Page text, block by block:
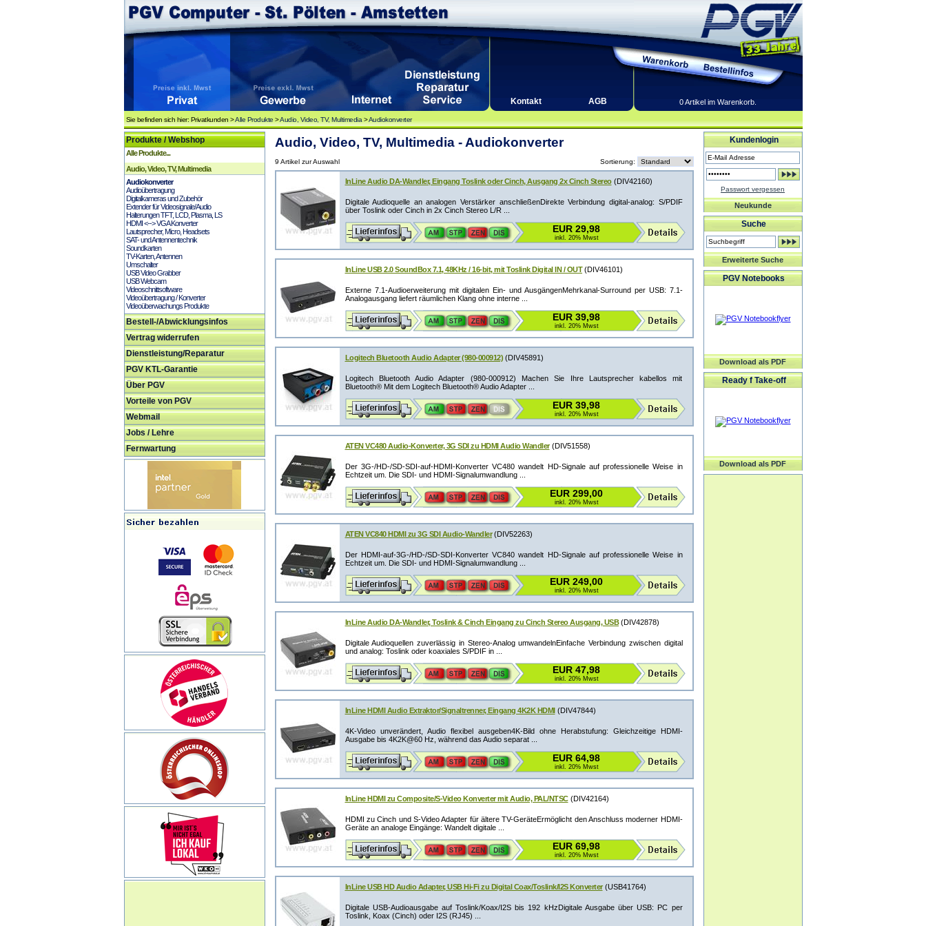
Kontakt AGB 0 Artikel im Warenkorb.
Sie befinden sich hier: Privatkunden >Alle Produkte >Audio, Video, TV, Multimedia >Audiokonverter
Produkte / Webshop
Alle Produkte...
Audio, Video, TV, Multimedia
Audiokonverter
Audioübertragung
Digitalkameras und Zubehör
Extender für Videosignale/Audio
Halterungen TFT, LCD, Plasma, LS
HDMI <--> VGA Konverter
Lautsprecher, Micro, Headsets
SAT- und Antennentechnik
Soundkarten
TV-Karten, Antennen
Umschalter
USB Video Grabber
USB Webcam
Videoschnittsoftware
Videoübertragung / Konverter
Videoüberwachungs Produkte
Bestell-/Abwicklungsinfos
Vertrag widerrufen
Dienstleistung/Reparatur
PGV KTL-Garantie
Über PGV
Vorteile von PGV
Webmail
Jobs / Lehre
Fernwartung
Audio, Video, TV, Multimedia - Audiokonverter
9 Artikel zur Auswahl Sortierung:
InLine Audio DA-Wandler, Eingang Toslink oder Cinch, Ausgang 2x Cinch Stereo(DIV42160)
Digitale Audioquelle an analogen Verstärker anschließenDirekte Verbindung digital-analog: S/PDIF
über Toslink oder Cinch in 2x Cinch Stereo L/R ...
EUR 29,98
inkl. 20% Mwst
InLine USB 2.0 SoundBox 7.1, 48KHz / 16-bit, mit Toslink Digital IN / OUT(DIV46101)
Externe 7.1-Audioerweiterung mit digitalen Ein- und AusgängenMehrkanal-Surround per USB: 7.1-
Analogausgang liefert räumlichen Klang ohne interne ...
EUR 39,98
inkl. 20% Mwst
Logitech Bluetooth Audio Adapter (980-000912) (DIV45891)
Logitech Bluetooth Audio Adapter (980-000912) Machen Sie Ihre Lautsprecher kabellos mit
Bluetooth® Mit dem Logitech Bluetooth® Audio Adapter ...
EUR 39,98
inkl. 20% Mwst
ATEN VC480 Audio-Konverter, 3G SDI zu HDMI Audio Wandler(DIV51558)
Der 3G-/HD-/SD-SDI-auf-HDMI-Konverter VC480 wandelt HD-Signale auf professionelle Weise in
Echtzeit um. Die SDI- und HDMI-Signalumwandlung ...
EUR 299,00
inkl. 20% Mwst
ATEN VC840 HDMI zu 3G SDI Audio-Wandler(DIV52263)
Der HDMI-auf-3G-/HD-/SD-SDI-Konverter VC840 wandelt HD-Signale auf professionelle Weise in
Echtzeit um. Die SDI- und HDMI-Signalumwandlung ...
EUR 249,00
inkl. 20% Mwst
InLine Audio DA-Wandler, Toslink & Cinch Eingang zu Cinch Stereo Ausgang, USB(DIV42878)
Digitale Audioquellen zuverlässig in Stereo-Analog umwandelnEinfache Verbindung zwischen digital
und analog: Toslink oder koaxiales S/PDIF in ...
EUR 47,98
inkl. 20% Mwst
InLine HDMI Audio Extraktor/Signaltrenner, Eingang 4K2K HDMI(DIV47844)
4K-Video unverändert, Audio flexibel ausgeben4K-Bild ohne Herabstufung: Gleichzeitige HDMI-
Ausgabe bis 4K2K@60 Hz, während das Audio separat ...
EUR 64,98
inkl. 20% Mwst
InLine HDMI zu Composite/S-Video Konverter mit Audio, PAL/NTSC(DIV42164)
HDMI zu Cinch und S-Video Adapter für ältere TV-GeräteErmöglicht den Anschluss moderner HDMI-
Geräte an analoge Eingänge: Wandelt digitale ...
EUR 69,98
inkl. 20% Mwst
InLine USB HD Audio Adapter, USB Hi-Fi zu Digital Coax/Toslink/I2S Konverter(USB41764)
Digitale USB-Audioausgabe auf Toslink/Koax/I2S bis 192 kHzDigitale Ausgabe über USB: PC per
Toslink, Koax (Cinch) oder I2S (RJ45) ...
Kundenlogin
Passwort vergessen
Neukunde
Suche
Erweiterte Suche
PGV Notebooks
Download als PDF
Ready f Take-off
Download als PDF